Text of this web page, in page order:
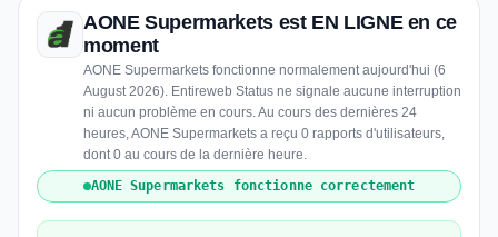
AONE Supermarkets est EN LIGNE en ce
moment
AONE Supermarkets fonctionne normalement aujourd'hui (6
August 2026). Entireweb Status ne signale aucune interruption
ni aucun problème en cours. Au cours des dernières 24
heures, AONE Supermarkets a reçu 0 rapports d'utilisateurs,
dont 0 au cours de la dernière heure.
AONE Supermarkets fonctionne correctement